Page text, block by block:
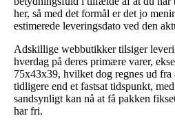
her, så med det formål er det jo
estimerede leveringsdato ved den
Adskillige webbutikker tilsiger
hverdag på deres primære varer,
75x43x39, hvilket dog regnes ud fra
tidligere end et fastsat tidspunkt,
sandsynligt kan nå at få pakken
har fri.